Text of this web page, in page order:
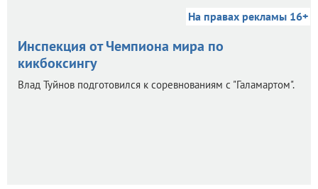
На правах рекламы 16+
Инспекция от Чемпиона мира по
кикбоксингу
Влад Туйнов подготовился к соревнованиям с "Галамартом".